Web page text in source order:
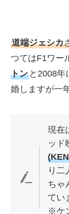
道端ジェシカ
つてはF1ワー
トン と2008
婚しますが一
現在
ッド
り二
ちゃ
てい
※ケ